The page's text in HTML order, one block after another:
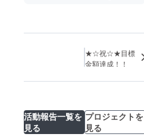
★☆祝☆★目標
金額達成！！
活動報告一覧を
見る
プロジェクトを
見る